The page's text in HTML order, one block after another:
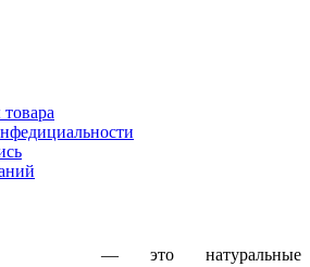
— это натуральные